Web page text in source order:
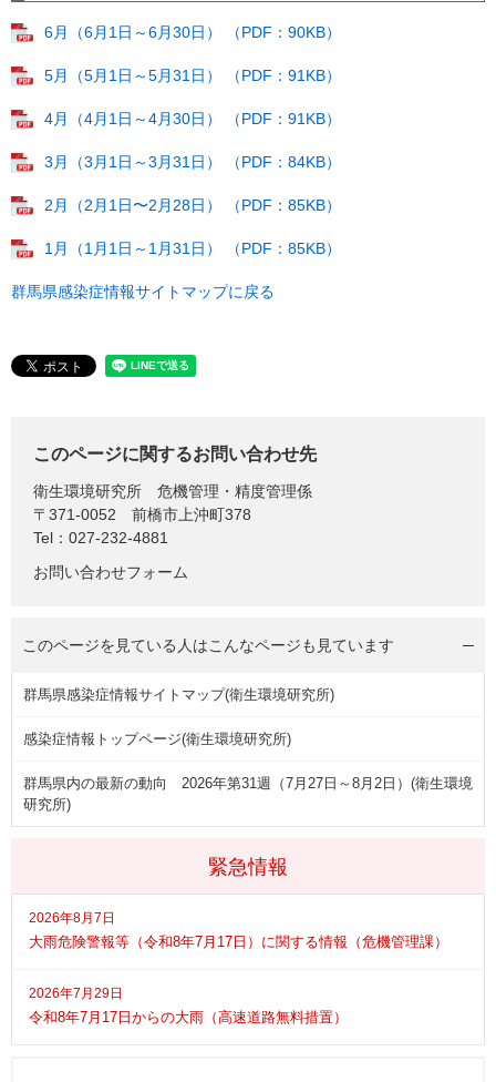
6月（6月1日～6月30日） （PDF：90KB）
5月（5月1日～5月31日） （PDF：91KB）
4月（4月1日～4月30日） （PDF：91KB）
3月（3月1日～3月31日） （PDF：84KB）
2月（2月1日〜2月28日） （PDF：85KB）
1月（1月1日～1月31日） （PDF：85KB）
群馬県感染症情報サイトマップに戻る
このページに関するお問い合わせ先
衛生環境研究所
危機管理・精度管理係
〒371-0052
前橋市上沖町378
Tel：027-232-4881
お問い合わせフォーム
緊急情報
2026年8月7日
大雨危険警報等（令和8年7月17日）に関する情報（危機管理課）
2026年7月29日
令和8年7月17日からの大雨（高速道路無料措置）
このページを見ている人はこんなページも見ています
群馬県感染症情報サイトマップ(衛生環境研究所)
感染症情報トップページ(衛生環境研究所)
群馬県内の最新の動向 2026年第31週（7月27日～8月2日）(衛生環境
研究所)